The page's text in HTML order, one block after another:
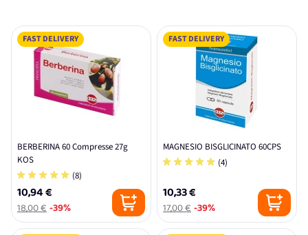
FAST DELIVERY
BERBERINA 60 Compresse 27g
KOS
(8)
10,94 €
18,00 €-39%
FAST DELIVERY
MAGNESIO BISGLICINATO 60CPS
(4)
10,33 €
17,00 €-39%